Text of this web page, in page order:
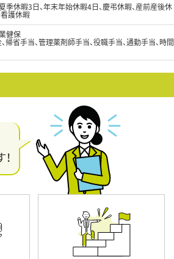
季休暇3日、年末年始休暇4日、慶弔休暇、産前産後休
看護休暇
健保
帰省手当、管理薬剤師手当、役職手当、通勤手当、時間